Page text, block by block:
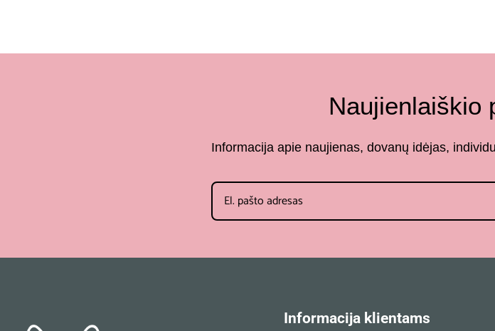
Naujienlaiškio
Informacija apie naujienas, dovanų idėjas,
Informacija klientams